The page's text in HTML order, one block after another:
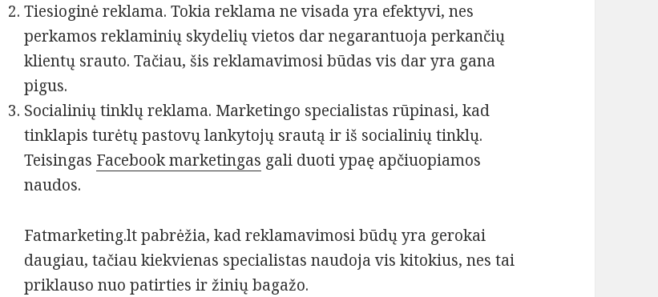
Tiesioginė reklama. Tokia reklama ne visada yra efektyvi, nes
perkamos reklaminių skydelių vietos dar negarantuoja perkančių
klientų srauto. Tačiau, šis reklamavimosi būdas vis dar yra gana
pigus.
Socialinių tinklų reklama. Marketingo specialistas rūpinasi, kad
tinklapis turėtų pastovų lankytojų srautą ir iš socialinių tinklų.
Teisingas Facebook marketingas gali duoti ypaę apčiuopiamos
naudos.
Fatmarketing.lt pabrėžia, kad reklamavimosi būdų yra gerokai
daugiau, tačiau kiekvienas specialistas naudoja vis kitokius, nes tai
priklauso nuo patirties ir žinių bagažo.